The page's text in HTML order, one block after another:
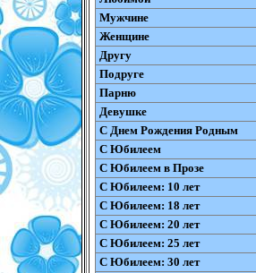
Мужчине
Женщине
Другу
Подруге
Парню
Девушке
С Днем Рождения Родным
С Юбилеем
С Юбилеем в Прозе
С Юбилеем: 10 лет
С Юбилеем: 18 лет
С Юбилеем: 20 лет
С Юбилеем: 25 лет
С Юбилеем: 30 лет